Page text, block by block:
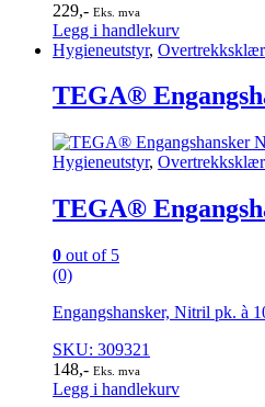
229,- Eks. mva
Legg i handlekurv
Hygieneutstyr, Overtrekksklær
TEGA®
Hygieneutstyr, Overtrekksklær
TEGA®
0 out of 5
(0)
Engangshansker, Nitril pk. à
SKU: 309321
148,- Eks. mva
Legg i handlekurv